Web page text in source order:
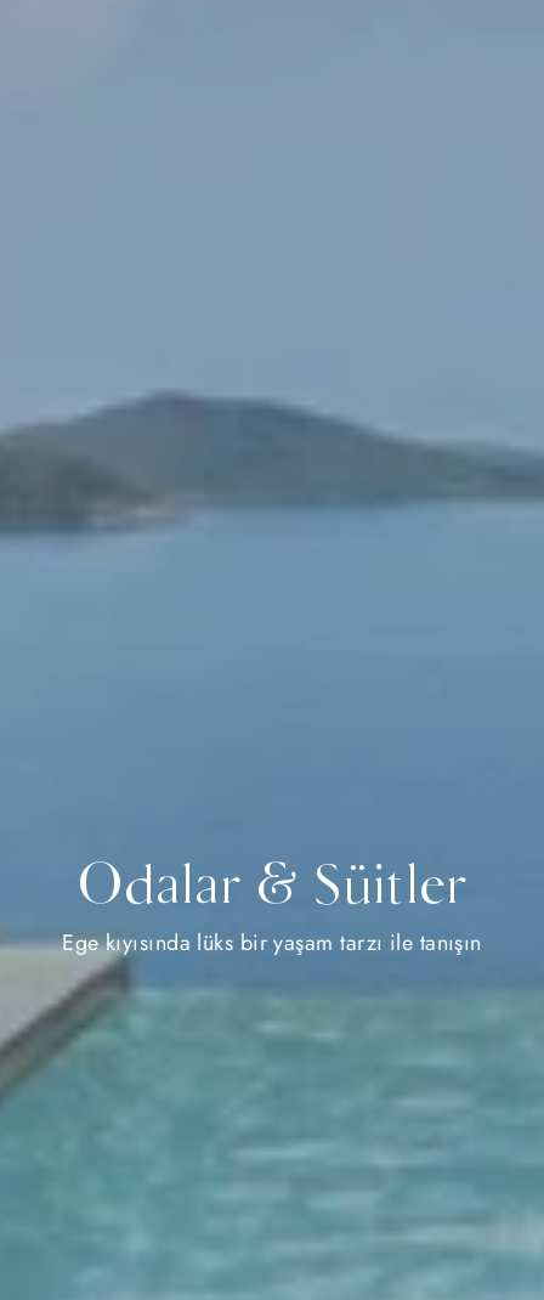
Odalar & Süitler
Ege kıyısında lüks bir yaşam tarzı ile tanışın